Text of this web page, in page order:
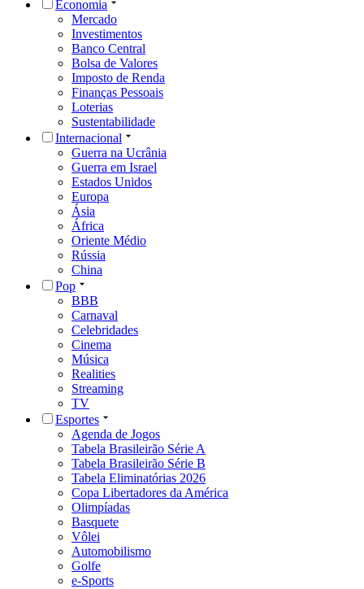
Economia
Mercado
Investimentos
Banco Central
Bolsa de Valores
Imposto de Renda
Finanças Pessoais
Loterias
Sustentabilidade
Internacional
Guerra na Ucrânia
Guerra em Israel
Estados Unidos
Europa
Ásia
África
Oriente Médio
Rússia
China
Pop
BBB
Carnaval
Celebridades
Cinema
Música
Realities
Streaming
TV
Esportes
Agenda de Jogos
Tabela Brasileirão Série A
Tabela Brasileirão Série B
Tabela Eliminatórias 2026
Copa Libertadores da América
Olimpíadas
Basquete
Vôlei
Automobilismo
Golfe
e-Sports